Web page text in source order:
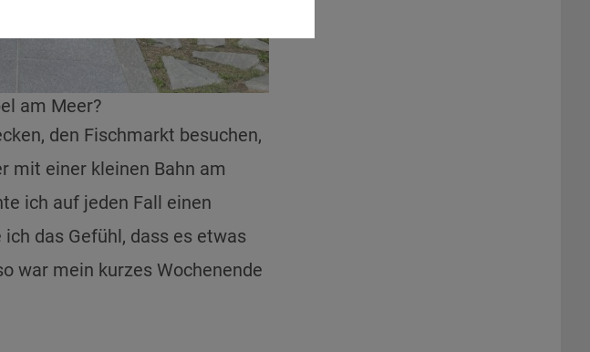
am Meer?
den Fischmarkt besuchen,
mit einer kleinen Bahn am
ich auf jeden Fall einen
das Gefühl, dass es etwas
war mein kurzes Wochenende